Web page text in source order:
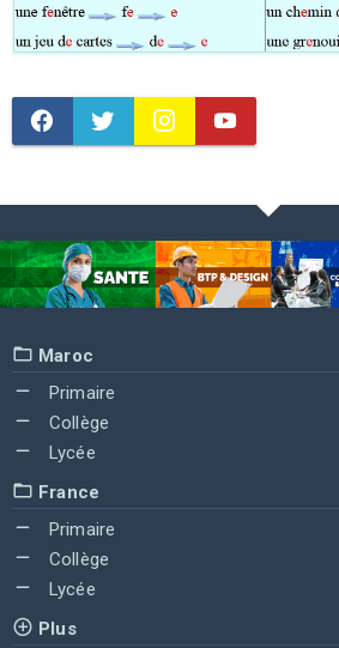
Maroc
Primaire
Collège
Lycée
France
Primaire
Collège
Lycée
Plus